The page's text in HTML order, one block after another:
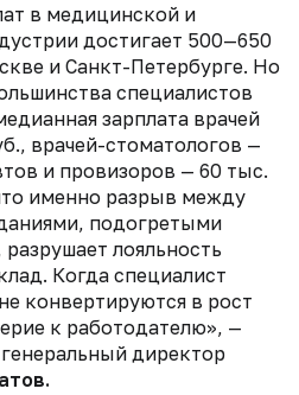
в медицинской и
достигает 500—650
и Санкт-Петербурге. Но
специалистов
зарплата врачей
врачей-стоматологов —
и провизоров — 60 тыс.
именно разрыв между
подогретыми
лояльность
Когда специалист
конвертируются в рост
к работодателю», —
директор